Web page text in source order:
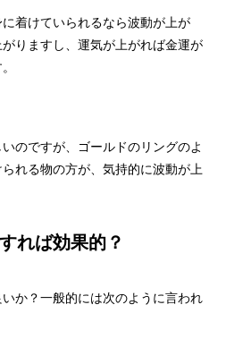
着けていられるなら波動が上が
りますし、運気が上がれば金運が
のですが、ゴールドのリングのよ
れる物の方が、気持的に波動が上
れば効果的？
か？一般的には次のように言われ